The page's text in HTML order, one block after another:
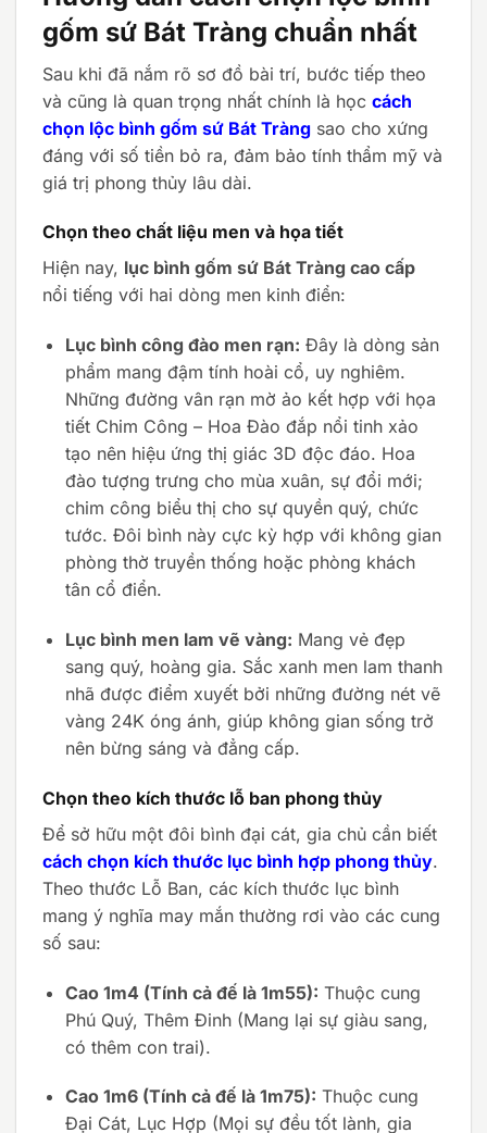
gốm sứ Bát Tràng chuẩn nhất
Sau khi đã nắm rõ sơ đồ bài trí, bước tiếp theo
và cũng là quan trọng nhất chính là học cách
chọn lộc bình gốm sứ Bát Tràng sao cho xứng
đáng với số tiền bỏ ra, đảm bảo tính thẩm mỹ và
giá trị phong thủy lâu dài.
Chọn theo chất liệu men và họa tiết
Hiện nay, lục bình gốm sứ Bát Tràng cao cấp
nổi tiếng với hai dòng men kinh điển:
Lục bình công đào men rạn: Đây là dòng sản
phẩm mang đậm tính hoài cổ, uy nghiêm.
Những đường vân rạn mờ ảo kết hợp với họa
tiết Chim Công – Hoa Đào đắp nổi tinh xảo
tạo nên hiệu ứng thị giác 3D độc đáo. Hoa
đào tượng trưng cho mùa xuân, sự đổi mới;
chim công biểu thị cho sự quyền quý, chức
tước. Đôi bình này cực kỳ hợp với không gian
phòng thờ truyền thống hoặc phòng khách
tân cổ điển.
Lục bình men lam vẽ vàng: Mang vẻ đẹp
sang quý, hoàng gia. Sắc xanh men lam thanh
nhã được điểm xuyết bởi những đường nét vẽ
vàng 24K óng ánh, giúp không gian sống trở
nên bừng sáng và đẳng cấp.
Chọn theo kích thước lỗ ban phong thủy
Để sở hữu một đôi bình đại cát, gia chủ cần biết
cách chọn kích thước lục bình hợp phong thủy.
Theo thước Lỗ Ban, các kích thước lục bình
mang ý nghĩa may mắn thường rơi vào các cung
số sau:
Cao 1m4 (Tính cả đế là 1m55): Thuộc cung
Phú Quý, Thêm Đinh (Mang lại sự giàu sang,
có thêm con trai).
Cao 1m6 (Tính cả đế là 1m75): Thuộc cung
Đại Cát, Lục Hợp (Mọi sự đều tốt lành, gia